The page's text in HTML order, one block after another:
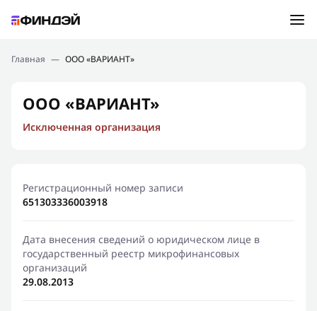
Подбор займа
Новости
Финансовое просвещение
Главная — ООО «ВАРИАНТ»
ООО «ВАРИАНТ»
Исключенная организация
Регистрационный номер записи
651303336003918
Дата внесения сведений о юридическом лице в
государственный реестр микрофинансовых
организаций
29.08.2013
Ошибка:Контактная форма не найдена.
Спасибо, что написали нам
Мы свяжемся с Вами в ближайшее время и сообщим
результат
Отправить новый запрос